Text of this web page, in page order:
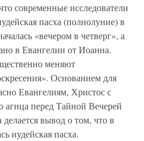
современные исследователи
пасха (полнолуние) в
«вечером в четверг», а
в Евангелии от Иоанна.
меняют
Основанием для
Евангелиям, Христос с
агнца перед Тайной Вечерей
вывод о том, что в
иудейская пасха.